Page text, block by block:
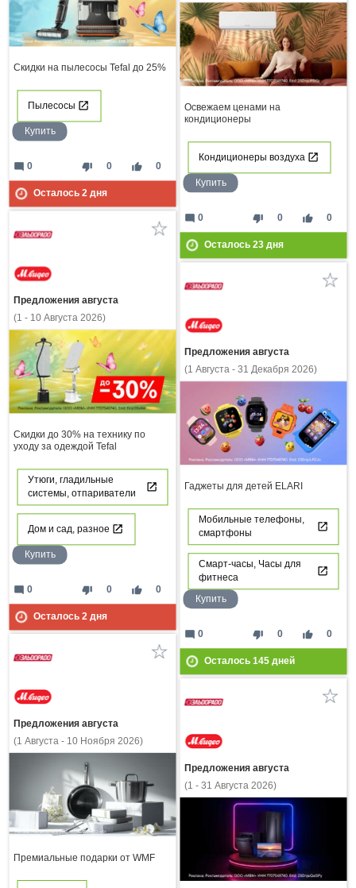
Скидки на пылесосы Tefal до 25%
Пылесосы
Купить
thumb_down 0 thumb_up 0
mode_comment 0
Осталось 2дня
Освежаем ценами на
кондиционеры
Кондиционеры воздуха
Купить
thumb_down 0 thumb_up 0
mode_comment 0
Осталось 23дня
Предложения августа
(1 - 10 Августа 2026)
Скидки до 30% на технику по
уходу за одеждой Tefal
Утюги, гладильные
системы, отпариватели
Дом и сад, разное
Купить
thumb_down 0 thumb_up 0
mode_comment 0
Осталось 2дня
Предложения августа
(1 Августа - 31 Декабря 2026)
Гаджеты для детей ELARI
Мобильные телефоны,
смартфоны
Смарт-часы, Часы для
фитнеса
Купить
thumb_down 0 thumb_up 0
mode_comment 0
Осталось 145дней
Предложения августа
(1 Августа - 10 Ноября 2026)
Премиальные подарки от WMF
Предложения августа
(1 - 31 Августа 2026)